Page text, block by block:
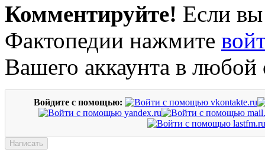
Комментируйте! Если вы
Фактопедии нажмите
Вашего аккаунта в любой
Войдите с помощью: